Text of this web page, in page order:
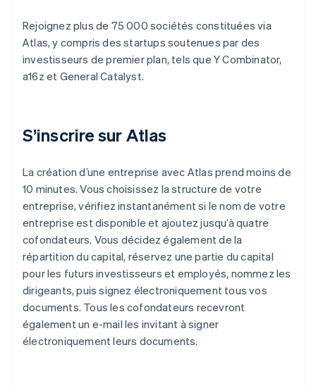
Rejoignez plus de 75 000 sociétés constituées via
Atlas, y compris des startups soutenues par des
investisseurs de premier plan, tels que Y Combinator,
a16z et General Catalyst.
S’inscrire sur Atlas
La création d’une entreprise avec Atlas prend moins de
10 minutes. Vous choisissez la structure de votre
entreprise, vérifiez instantanément si le nom de votre
entreprise est disponible et ajoutez jusqu’à quatre
cofondateurs. Vous décidez également de la
répartition du capital, réservez une partie du capital
pour les futurs investisseurs et employés, nommez les
dirigeants, puis signez électroniquement tous vos
documents. Tous les cofondateurs recevront
également un e-mail les invitant à signer
électroniquement leurs documents.